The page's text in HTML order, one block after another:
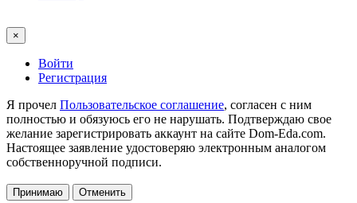
×
Войти
Регистрация
Я прочел Пользовательское соглашение, согласен с ним
полностью и обязуюсь его не нарушать. Подтверждаю свое
желание зарегистрировать аккаунт на сайте Dom-Eda.com.
Настоящее заявление удостоверяю электронным аналогом
собственноручной подписи.
Принимаю Отменить